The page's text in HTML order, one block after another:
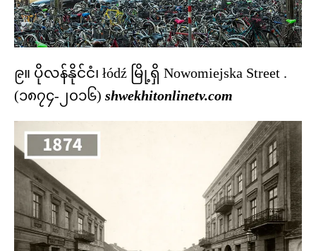
၉။ ပိုလန်နိုင်ငံ၊ łódź မြို့ရှိ Nowomiejska Street .
(၁၈၇၄-၂၀၁၆) shwekhitonlinetv.com